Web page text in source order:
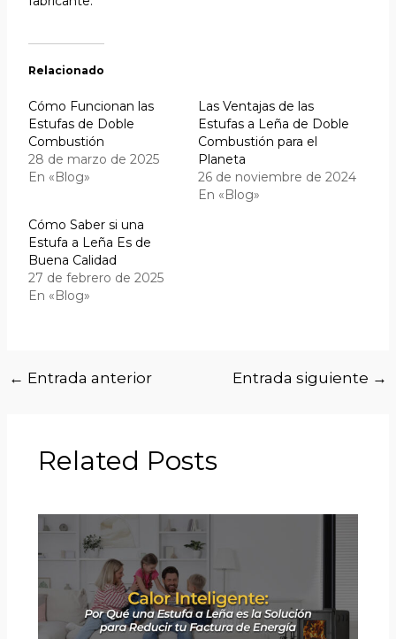
Relacionado
Cómo Funcionan las
Estufas de Doble
Combustión
28 de marzo de 2025
En «Blog»
Las Ventajas de las
Estufas a Leña de Doble
Combustión para el
Planeta
26 de noviembre de 2024
En «Blog»
Cómo Saber si una
Estufa a Leña Es de
Buena Calidad
27 de febrero de 2025
En «Blog»
← Entrada anterior Entrada siguiente →
Related Posts